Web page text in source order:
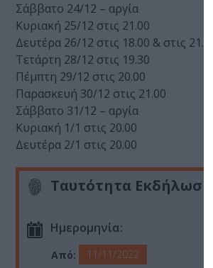
Σάββατο 24/12 – αργία
Κυριακή 25/12 στις 21.00
Δευτέρα 26/12 στις 18.00 & στις 21.00
Τετάρτη 28/12 στις 19.30
Πέμπτη 29/12 στις 20.00
Παρασκευή 30/12 στις 21.00
Σάββατο 31/12 – αργία
Κυριακή 1/1 στις 20.00
Δευτέρα 2/1 στις 20.00
Ταυτότητα Εκδήλωσης
Ημερομηνία:
Από:
11/11/2022